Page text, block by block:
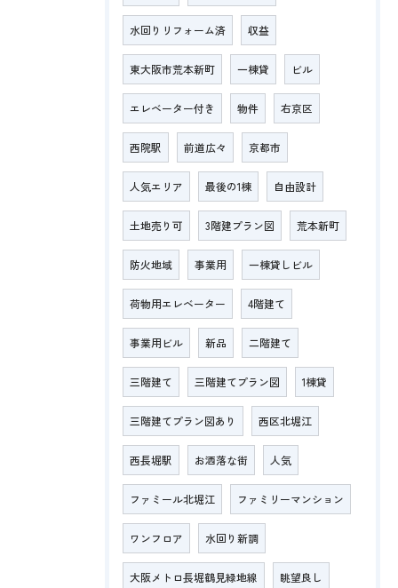
水回りリフォーム済 収益
東大阪市荒本新町 一棟貸 ビル
エレベーター付き 物件 右京区
西院駅 前道広々 京都市
人気エリア 最後の1棟 自由設計
土地売り可 3階建プラン図 荒本新町
防火地域 事業用 一棟貸しビル
荷物用エレベーター 4階建て
事業用ビル 新品 二階建て
三階建て 三階建てプラン図 1棟貸
三階建てプラン図あり 西区北堀江
西長堀駅 お洒落な街 人気
ファミール北堀江 ファミリーマンション
ワンフロア 水回り新調
大阪メトロ長堀鶴見緑地線 眺望良し